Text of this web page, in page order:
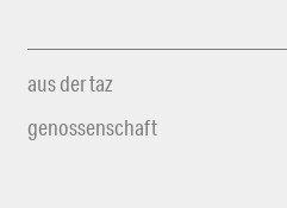
aus der taz
genossenschaft